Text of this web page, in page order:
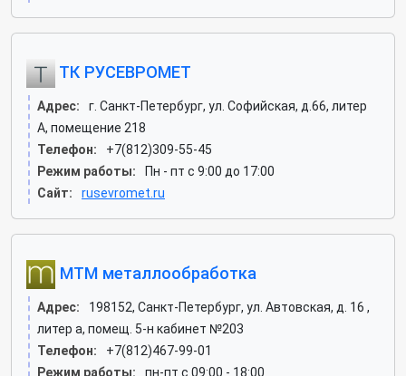
ТК РУСЕВРОМЕТ
Адрес:
г. Санкт-Петербург, ул. Софийская, д.66, литер
А, помещение 218
Телефон:
+7(812)309-55-45
Режим работы:
Пн - пт с 9:00 до 17:00
Сайт:
rusevromet.ru
МТМ металлообработка
Адрес:
198152, Санкт-Петербург, ул. Автовская, д. 16 ,
литер а, помещ. 5-н кабинет №203
Телефон:
+7(812)467-99-01
Режим работы:
пн-пт с 09:00 - 18:00